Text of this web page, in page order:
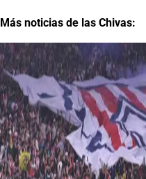
Más noticias de las Chivas: